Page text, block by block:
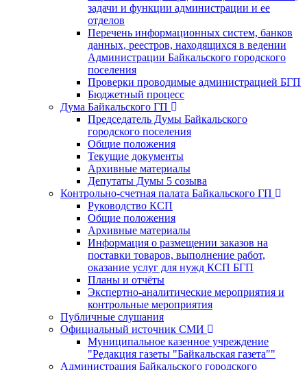
задачи и функции администрации и ее
отделов
Перечень информационных систем, банков
данных, реестров, находящихся в ведении
Администрации Байкальского городского
поселения
Проверки проводимые администрацией БГП
Бюджетный процесс
Дума Байкальского ГП
Председатель Думы Байкальского
городского поселения
Общие положения
Текущие документы
Архивные материалы
Депутаты Думы 5 созыва
Контрольно-счетная палата Байкальского ГП
Руководство КСП
Общие положения
Архивные материалы
Информация о размещении заказов на
поставки товаров, выполнение работ,
оказание услуг для нужд КСП БГП
Планы и отчёты
Экспертно-аналитические мероприятия и
контрольные мероприятия
Публичные слушания
Официальный источник СМИ
Муниципальное казенное учреждение
"Редакция газеты "Байкальская газета""
Администрация Байкальского городского